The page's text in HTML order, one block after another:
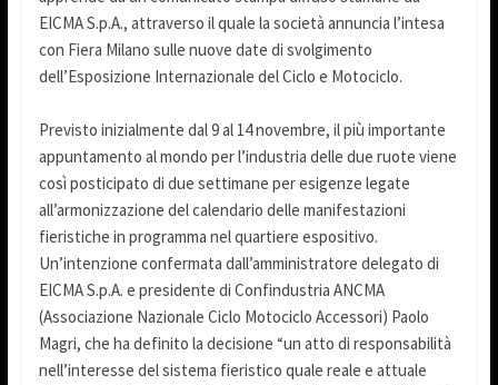
EICMA S.p.A., attraverso il quale la società annuncia l’intesa
con Fiera Milano sulle nuove date di svolgimento
dell’Esposizione Internazionale del Ciclo e Motociclo.
Previsto inizialmente dal 9 al 14 novembre, il più importante
appuntamento al mondo per l’industria delle due ruote viene
così posticipato di due settimane per esigenze legate
all’armonizzazione del calendario delle manifestazioni
fieristiche in programma nel quartiere espositivo.
Un’intenzione confermata dall’amministratore delegato di
EICMA S.p.A. e presidente di Confindustria ANCMA
(Associazione Nazionale Ciclo Motociclo Accessori) Paolo
Magri, che ha definito la decisione “un atto di responsabilità
nell’interesse del sistema fieristico quale reale e attuale